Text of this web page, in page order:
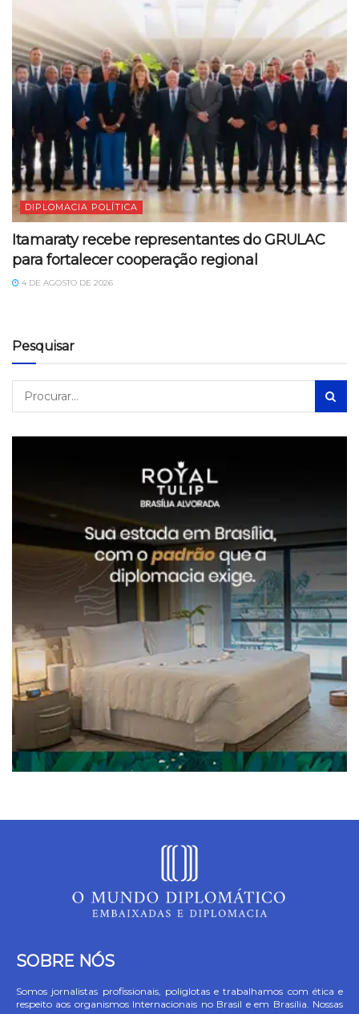
DIPLOMACIA POLÍTICA
Itamaraty recebe representantes do GRULAC
para fortalecer cooperação regional
4 DE AGOSTO DE 2026
Pesquisar
SOBRE NÓS
Somos jornalistas profissionais, poliglotas e trabalhamos com ética e
respeito aos organismos Internacionais no Brasil e em Brasília. Nossas